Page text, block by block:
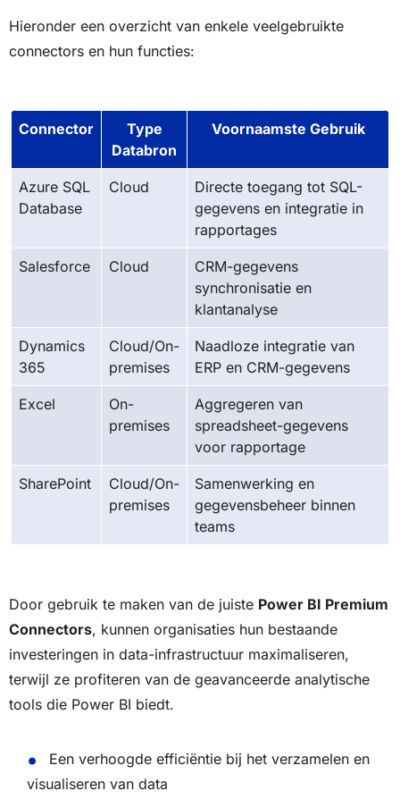
Hieronder een overzicht van enkele veelgebruikte
connectors en hun functies:
Connector
Type
Databron
Voornaamste Gebruik
Azure SQL
Database
Cloud
Directe toegang tot SQL-
gegevens en integratie in
rapportages
Salesforce Cloud
CRM-gegevens
synchronisatie en
klantanalyse
Dynamics
365
Cloud/On-
premises
Naadloze integratie van
ERP en CRM-gegevens
Excel
On-
premises
Aggregeren van
spreadsheet-gegevens
voor rapportage
SharePoint
Cloud/On-
premises
Samenwerking en
gegevensbeheer binnen
teams
Door gebruik te maken van de juiste Power BI Premium
Connectors, kunnen organisaties hun bestaande
investeringen in data-infrastructuur maximaliseren,
terwijl ze profiteren van de geavanceerde analytische
tools die Power BI biedt.
Een verhoogde efficiëntie bij het verzamelen en
visualiseren van data